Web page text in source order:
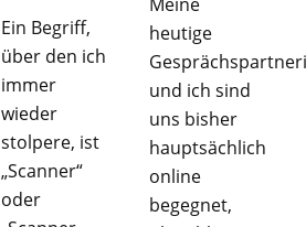
Ein Begriff,
über den ich
immer
wieder
stolpere, ist
„Scanner“
oder
heutige
und ich sind
uns bisher
hauptsächlich
online
begegnet,